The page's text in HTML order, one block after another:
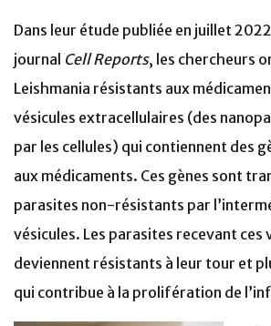
Dans leur étude publiée en juillet
journal Cell Reports, les chercheurs
Leishmania résistants aux
vésicules extracellulaires (des
par les cellules) qui contiennent des
aux médicaments. Ces gènes sont
parasites non-résistants par
vésicules. Les parasites recevant ces
deviennent résistants à leur tour et
qui contribue à la prolifération de